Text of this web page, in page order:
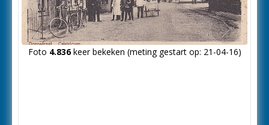
Volgende
Foto 4.836keer bekeken (meting gestart op: 21-04-16)